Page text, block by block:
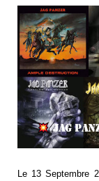
Le 13 Septembre